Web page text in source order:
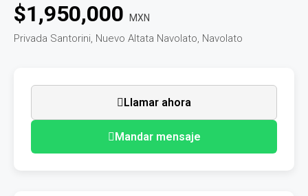
$1,950,000 MXN
Privada Santorini, Nuevo Altata Navolato, Navolato
Llamar ahora
Mandar mensaje